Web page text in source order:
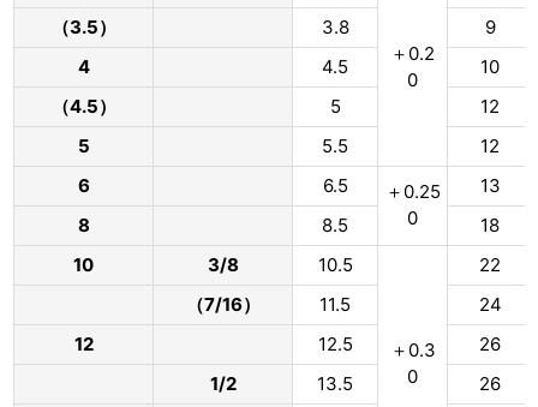
＋0.2
0
（3.5）
3.8
9
4
4.5
10
（4.5）
5
12
5
5.5
12
6
6.5
＋0.25
0
13
8
8.5
18
10
3/8 10.5
＋0.3
0
22
（7/16）
11.5
24
12
12.5
26
1/2
13.5 26